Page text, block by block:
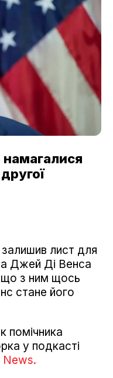
лист для
Джей Ді Венса
з ним щось
стане його
помічника
у подкасті
News.